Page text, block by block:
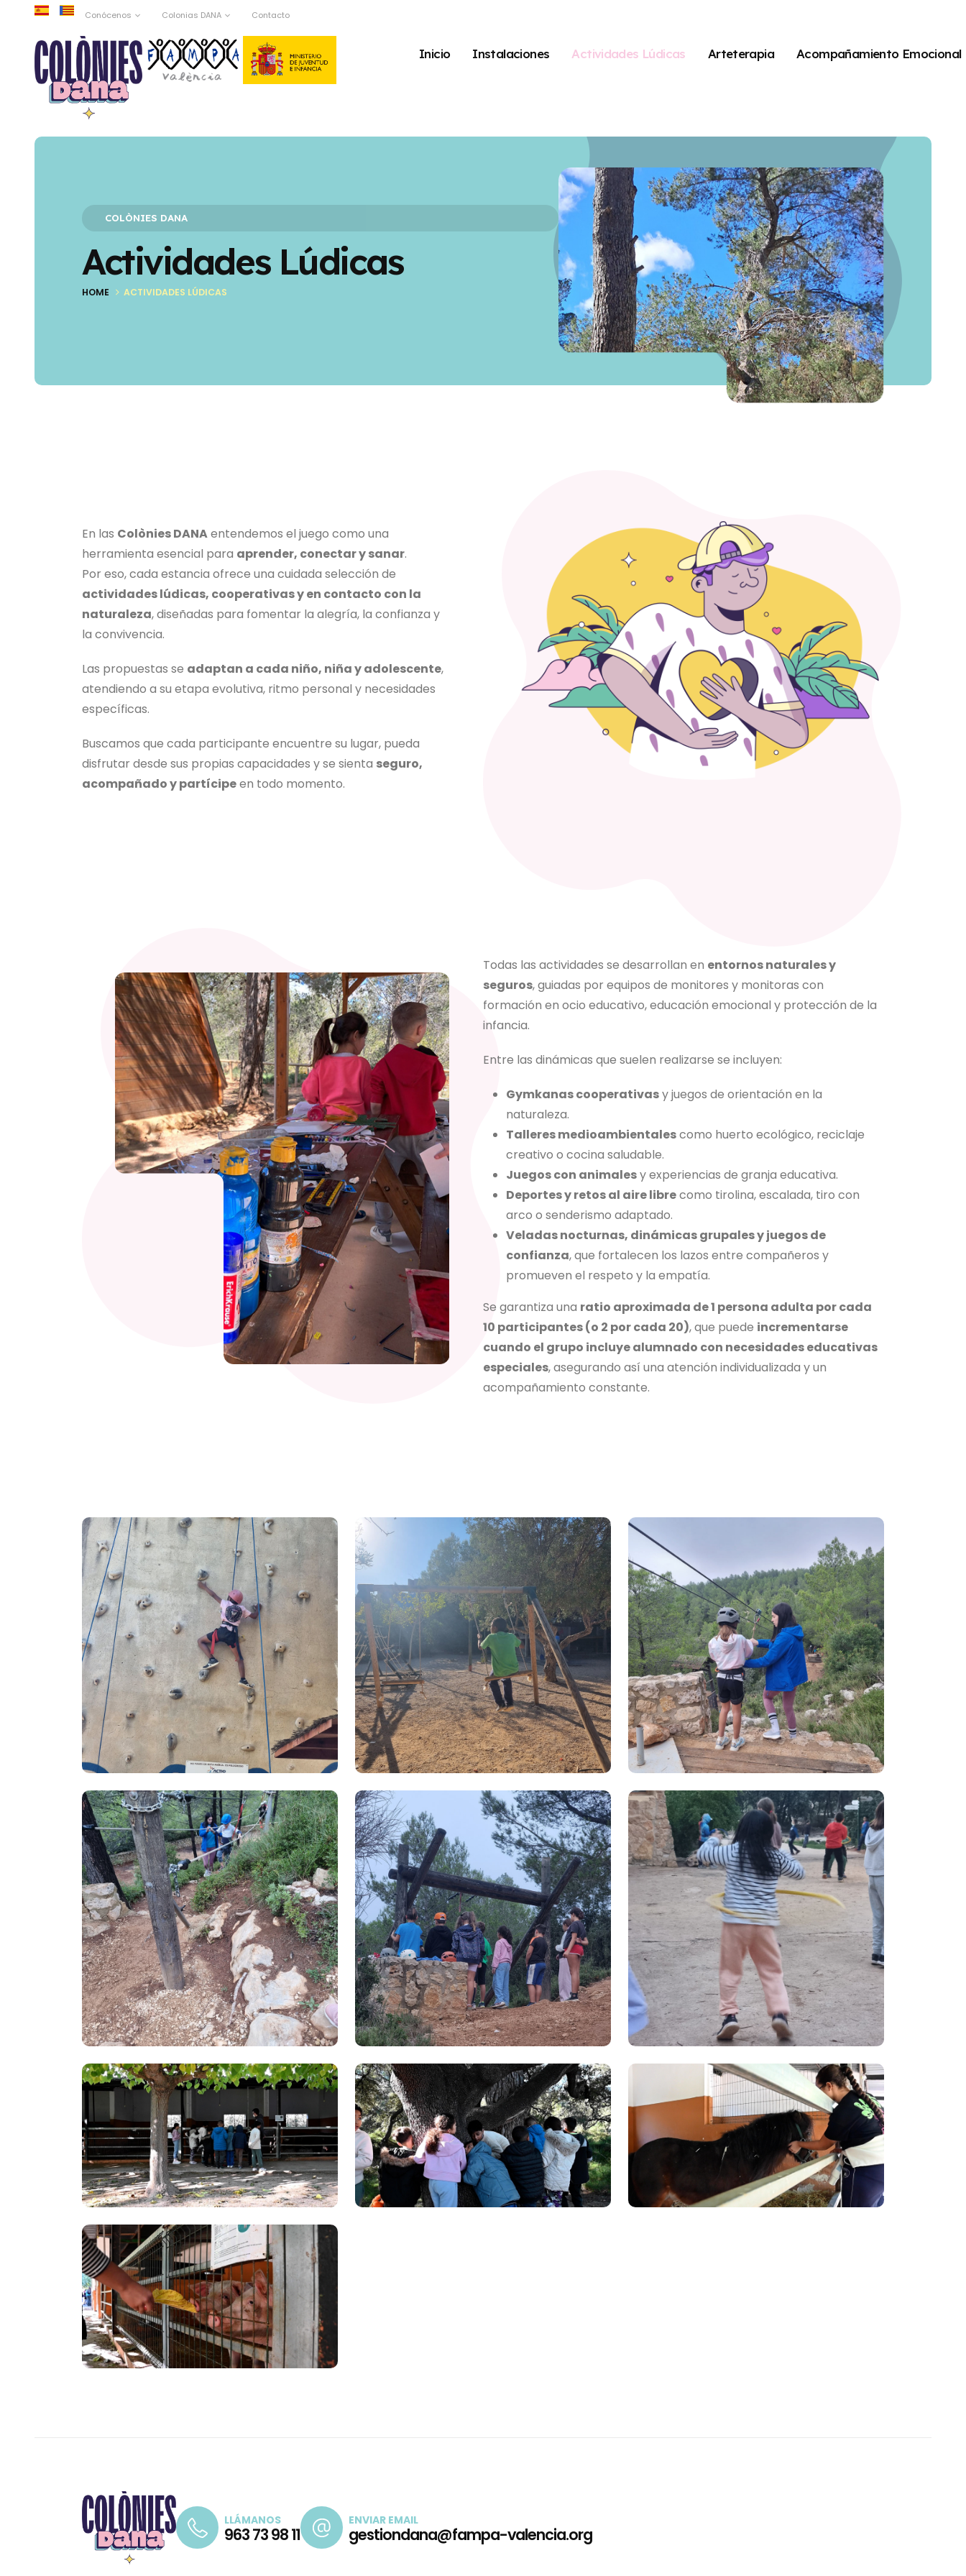
Conócenos Colonias DANA Contacto
Inicio Instalaciones Actividades Lúdicas Arteterapia Acompañamiento Emocional
COLÒNIES DANA
Actividades Lúdicas
HOME ACTIVIDADES LÚDICAS
En las Colònies DANAentendemos el juego como una
herramienta esencial para aprender, conectar y sanar.
Por eso, cada estancia ofrece una cuidada selección de
actividades lúdicas, cooperativas y en contacto con la
naturaleza, diseñadas para fomentar la alegría, la confianza y
la convivencia.
Las propuestas se adaptan a cada niño, niña y adolescente,
atendiendo a su etapa evolutiva, ritmo personal y necesidades
específicas.
Buscamos que cada participante encuentre su lugar, pueda
disfrutar desde sus propias capacidades y se sienta seguro,
acompañado y partícipeen todo momento.
Todas las actividades se desarrollan en entornos naturales y
seguros, guiadas por equipos de monitores y monitoras con
formación en ocio educativo, educación emocional y protección de la
infancia.
Entre las dinámicas que suelen realizarse se incluyen:
Gymkanas cooperativasy juegos de orientación en la
naturaleza.
Talleres medioambientalescomo huerto ecológico, reciclaje
creativo o cocina saludable.
Juegos con animalesy experiencias de granja educativa.
Deportes y retos al aire librecomo tirolina, escalada, tiro con
arco o senderismo adaptado.
Veladas nocturnas, dinámicas grupales y juegos de
confianza, que fortalecen los lazos entre compañeros y
promueven el respeto y la empatía.
Se garantiza una ratio aproximada de 1 persona adulta por cada
10 participantes (o 2 por cada 20), que puede incrementarse
cuando el grupo incluye alumnado con necesidades educativas
especiales, asegurando así una atención individualizada y un
acompañamiento constante.
LLÁMANOS
963 73 98 11
ENVIAR EMAIL
gestiondana@fampa-valencia.org